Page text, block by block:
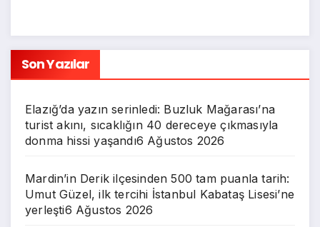
Son Yazılar
Elazığ’da yazın serinledi: Buzluk Mağarası’na
turist akını, sıcaklığın 40 dereceye çıkmasıyla
donma hissi yaşandı6 Ağustos 2026
Mardin’in Derik ilçesinden 500 tam puanla tarih:
Umut Güzel, ilk tercihi İstanbul Kabataş Lisesi’ne
yerleşti6 Ağustos 2026